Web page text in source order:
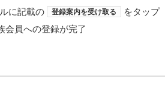
に記載の
登録案内を受け取る をタップ
会員への登録が完了